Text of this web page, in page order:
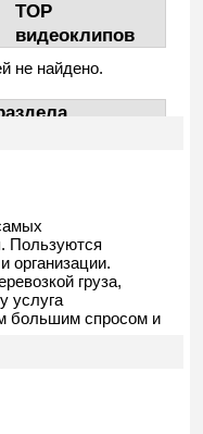
TOP
видеоклипов
не найдено.
Пользуются
организации.
груза,
услуга
большим спросом и